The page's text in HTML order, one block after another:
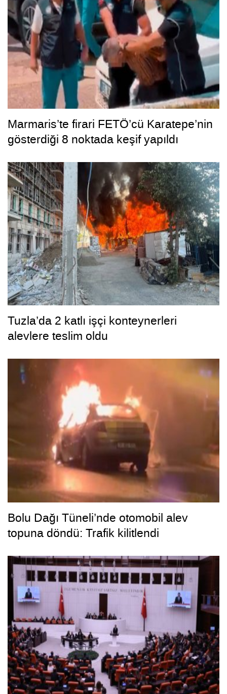
Marmaris’te firari FETÖ’cü Karatepe’nin
gösterdiği 8 noktada keşif yapıldı
Tuzla’da 2 katlı işçi konteynerleri
alevlere teslim oldu
Bolu Dağı Tüneli’nde otomobil alev
topuna döndü: Trafik kilitlendi